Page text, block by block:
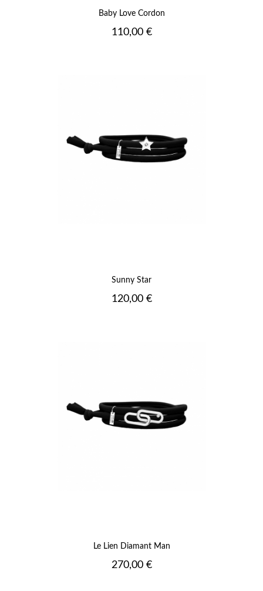
Baby Love Cordon
Prix
110,00 €
Sunny Star
Prix
120,00 €
Le Lien Diamant Man
Prix
270,00 €